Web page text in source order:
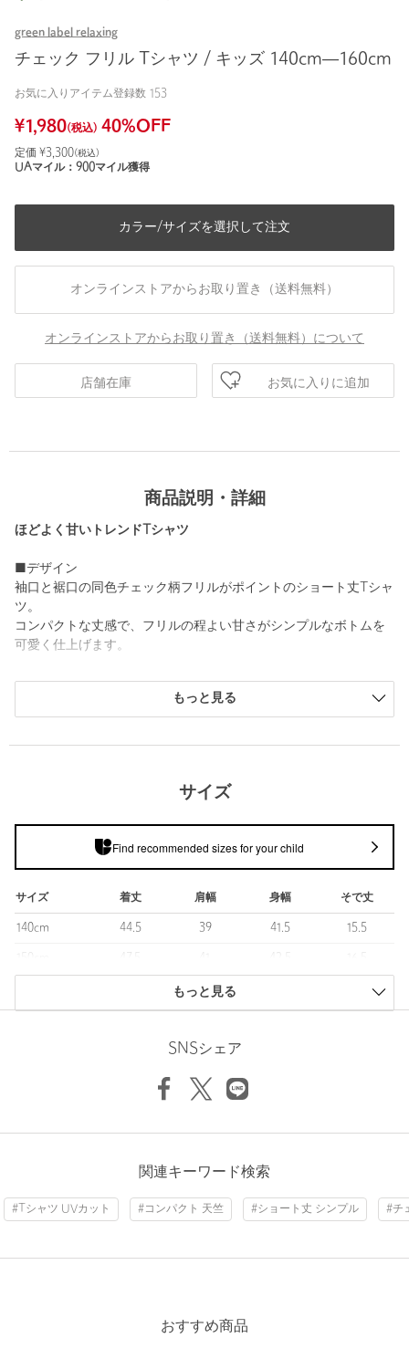
green label relaxing
チェック フリル Tシャツ / キッズ 140cm―160cm
お気に入りアイテム登録数 153
¥1,980(税込) 40%OFF
定価 ¥3,300(税込)
UAマイル： 900マイル獲得
カラー/サイズを選択して注文
オンラインストアからお取り置き（送料無料）
オンラインストアからお取り置き（送料無料）について
店舗在庫 お気に入りに追加
商品説明・詳細
ほどよく甘いトレンドTシャツ
■デザイン
袖口と裾口の同色チェック柄フリルがポイントのショート丈Tシャ
ツ。
コンパクトな丈感で、フリルの程よい甘さがシンプルなボトムを
可愛く仕上げます。
■素材
■コーディネート
足元はスニーカーやサンダルで、デイリーに着やすいスタイル
・トドラーサイズのご用意もございます（対象品番：
============================
裏地：なし
機能性：UVカット、接触冷感、吸水速乾
============================
※商品に「取り扱い上の注意書き」、「洗濯表示」がございます
※商品の色味の目安は、商品単体の画像をご参照ください。
店舗へお問い合わせの際は、全国のgreen label relaxing各店舗ま
品名：◆TJﾁｪｯｸﾌﾘﾙTEE
商品詳細
もっと見る
サイズ
Find recommended sizes for your child
サイズ 着丈 肩幅 身幅 そで丈
140cm 44.5 39 41.5 15.5
43
Find recommended sizes tailored to your
Check Fit
もっと見る
SNSシェア
関連キーワード検索
#Tシャツ UVカット #コンパクト 天竺 #ショート丈 シンプル #チ
おすすめ商品